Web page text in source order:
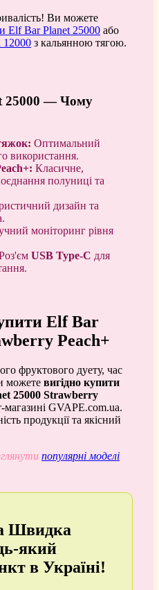
Ви можете
Elf Bar Planet 25000 або
12000 з кальянною тягою.
25000 — Чому
Оптимальний
використання.
Класичне,
полуниці та
дизайн та
моніторинг рівня
USB Type-C для
Elf Bar
Peach+
фруктового дуету, час
можете вигідно купити
25000 Strawberry
GVAPE.com.ua.
продукції та якісний
популярні моделі
Швидка
який
в Україні!